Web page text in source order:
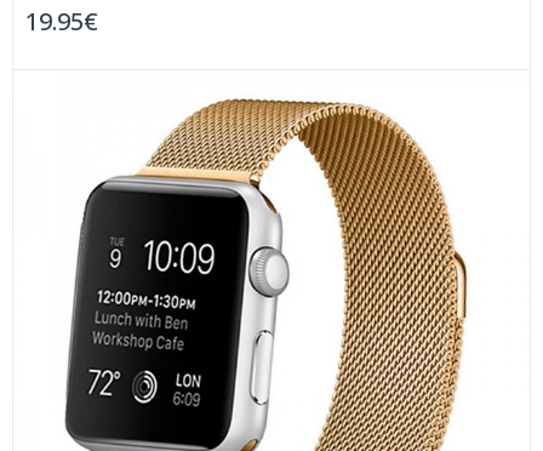
19.95€